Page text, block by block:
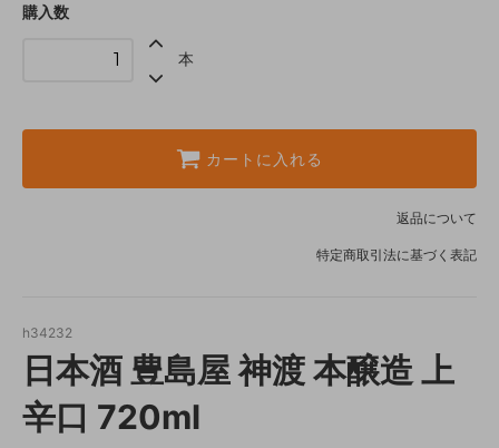
購入数
本
カートに入れる
返品について
特定商取引法に基づく表記
h34232
日本酒 豊島屋 神渡 本醸造 上
辛口 720ml